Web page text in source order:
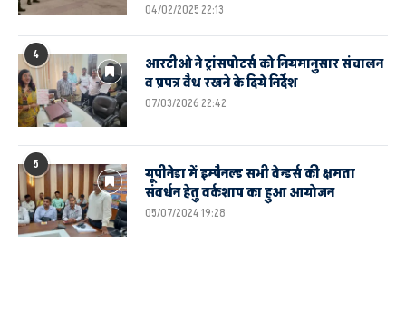
04/02/2025 22:13
4
आरटीओ ने ट्रांसपोटर्स को नियमानुसार संचालन
व प्रपत्र वैध रखने के दिये निर्देश
07/03/2026 22:42
5
यूपीनेडा में इम्पैनल्ड सभी वेन्डर्स की क्षमता
संवर्धन हेतु वर्कशाप का हुआ आयोजन
05/07/2024 19:28